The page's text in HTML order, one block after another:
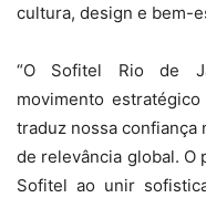
cultura, design e bem-
“O Sofitel Rio de
movimento
traduz nossa confiança
de relevância global. O
Sofitel ao unir